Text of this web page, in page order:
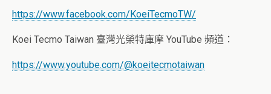
https://www.facebook.com/KoeiTecmoTW/
Koei Tecmo Taiwan 臺灣光榮特庫摩 YouTube 頻道：
https://www.youtube.com/@koeitecmotaiwan